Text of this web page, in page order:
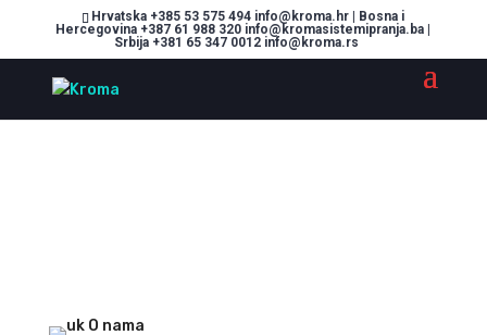
Hrvatska +385 53 575 494 info@kroma.hr | Bosna i
Hercegovina +387 61 988 320 info@kromasistemipranja.ba |
Srbija +381 65 347 0012 info@kroma.rs